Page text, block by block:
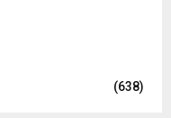
(638)